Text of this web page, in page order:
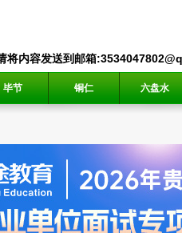
将内容发送到邮箱
毕节 铜仁 六盘水